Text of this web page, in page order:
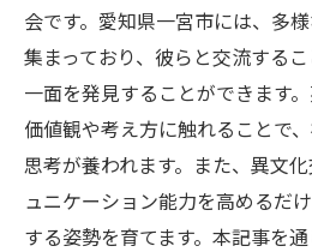
会です。愛知県一宮市には、多
集まっており、彼らと交流する
一面を発見することができます
価値観や考え方に触れることで
思考が養われます。また、異文
ュニケーション能力を高めるだ
する姿勢を育てます。本記事を